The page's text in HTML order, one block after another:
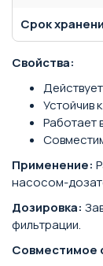
Срок
Свойства:
Устойчив
Работает
Применение:
насосом-
Дозировка:
фильтрации.
Совместимое